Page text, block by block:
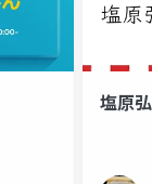
塩原